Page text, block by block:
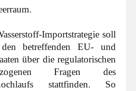
Importstrategie soll
betreffenden EU- und
über die regulatorischen
Fragen des
stattfinden. So